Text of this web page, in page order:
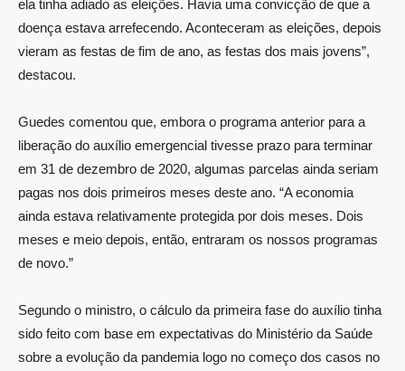
ela tinha adiado as eleições. Havia uma convicção de que a
doença estava arrefecendo. Aconteceram as eleições, depois
vieram as festas de fim de ano, as festas dos mais jovens”,
destacou.
Guedes comentou que, embora o programa anterior para a
liberação do auxílio emergencial tivesse prazo para terminar
em 31 de dezembro de 2020, algumas parcelas ainda seriam
pagas nos dois primeiros meses deste ano. “A economia
ainda estava relativamente protegida por dois meses. Dois
meses e meio depois, então, entraram os nossos programas
de novo.”
Segundo o ministro, o cálculo da primeira fase do auxílio tinha
sido feito com base em expectativas do Ministério da Saúde
sobre a evolução da pandemia logo no começo dos casos no